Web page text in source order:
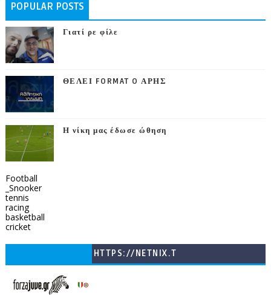
POPULAR POSTS
Γιατί ρε φίλε
ΘΕΛΕΙ FORMAT O ΑΡΗΣ
Η νίκη μας έδωσε ώθηση
Football
_Snooker
tennis
racing
basketball
cricket
HTTPS://NETNIX.T